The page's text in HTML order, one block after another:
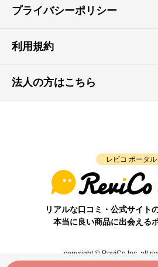
プライバシーポリシー
利用規約
法人の方はこちら
レビコ ポータル
リアルな口コミ・公式サイト
本当に良い商品に出会える
copyright © ReviCo Inc. all